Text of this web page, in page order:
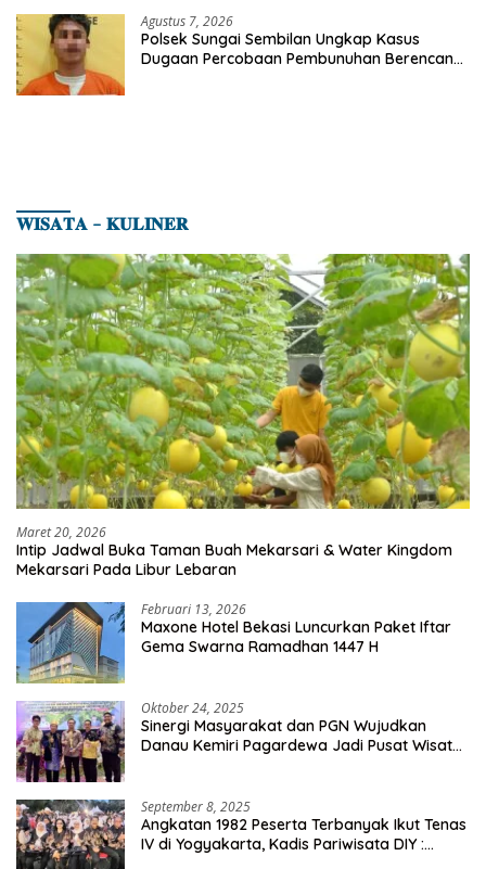
Agustus 7, 2026
Polsek Sungai Sembilan Ungkap Kasus
Dugaan Percobaan Pembunuhan Berencana,
𝐖𝐈𝐒𝐀𝐓𝐀 – 𝐊𝐔𝐋𝐈𝐍𝐄𝐑
Maret 20, 2026
Intip Jadwal Buka Taman Buah Mekarsari & Water Kingdom
Mekarsari Pada Libur Lebaran
Februari 13, 2026
Maxone Hotel Bekasi Luncurkan Paket Iftar
Gema Swarna Ramadhan 1447 H
Oktober 24, 2025
Sinergi Masyarakat dan PGN Wujudkan
Danau Kemiri Pagardewa Jadi Pusat Wisata
September 8, 2025
Angkatan 1982 Peserta Terbanyak Ikut Tenas
IV di Yogyakarta, Kadis Pariwisata DIY :